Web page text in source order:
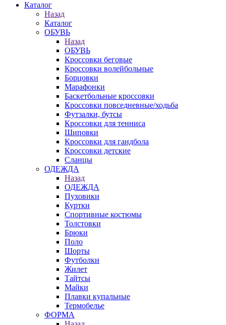
Каталог
Назад
Каталог
ОБУВЬ
Назад
ОБУВЬ
Кроссовки беговые
Кроссовки волейбольные
Борцовки
Марафонки
Баскетбольные кроссовки
Кроссовки повседневные/ходьба
Футзалки, бутсы
Кроссовки для тенниса
Шиповки
Кроссовки для гандбола
Кроссовки детские
Сланцы
ОДЕЖДА
Назад
ОДЕЖДА
Пуховики
Куртки
Спортивные костюмы
Толстовки
Брюки
Поло
Шорты
Футболки
Жилет
Тайтсы
Майки
Плавки купальные
Термобелье
ФОРМА